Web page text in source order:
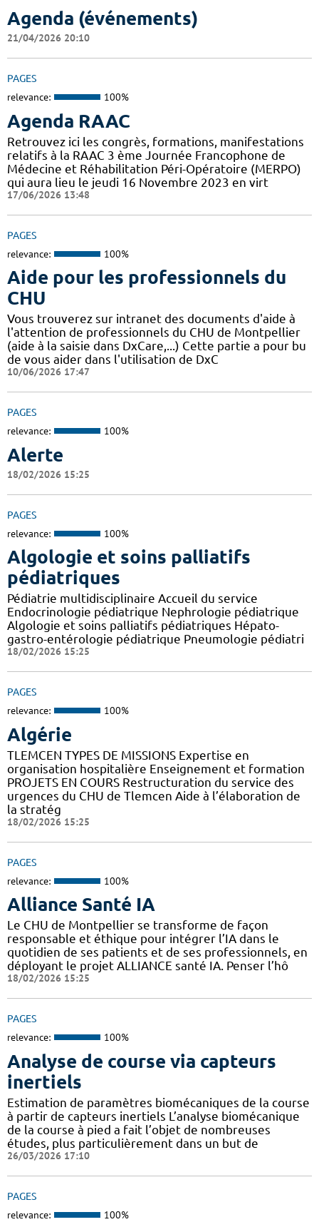
Agenda (événements)
21/04/2026 20:10
PAGES
relevance: 100%
Agenda RAAC
Retrouvez ici les congrès, formations, manifestations
relatifs à la RAAC 3 ème Journée Francophone de
Médecine et Réhabilitation Péri-Opératoire (MERPO)
qui aura lieu le jeudi 16 Novembre 2023 en virt
17/06/2026 13:48
PAGES
relevance: 100%
Aide pour les professionnels du
CHU
Vous trouverez sur intranet des documents d'aide à
l'attention de professionnels du CHU de Montpellier
(aide à la saisie dans DxCare,...) Cette partie a pour bu
de vous aider dans l'utilisation de DxC
10/06/2026 17:47
PAGES
relevance: 100%
Alerte
18/02/2026 15:25
PAGES
relevance: 100%
Algologie et soins palliatifs
pédiatriques
Pédiatrie multidisciplinaire Accueil du service
Endocrinologie pédiatrique Nephrologie pédiatrique
Algologie et soins palliatifs pédiatriques Hépato-
gastro-entérologie pédiatrique Pneumologie pédiatri
18/02/2026 15:25
PAGES
relevance: 100%
Algérie
TLEMCEN TYPES DE MISSIONS Expertise en
organisation hospitalière Enseignement et formation
PROJETS EN COURS Restructuration du service des
urgences du CHU de Tlemcen Aide à l’élaboration de
la stratég
18/02/2026 15:25
PAGES
relevance: 100%
Alliance Santé IA
Le CHU de Montpellier se transforme de façon
responsable et éthique pour intégrer l’IA dans le
quotidien de ses patients et de ses professionnels, en
déployant le projet ALLIANCE santé IA. Penser l’hô
18/02/2026 15:25
PAGES
relevance: 100%
Analyse de course via capteurs
inertiels
Estimation de paramètres biomécaniques de la course
à partir de capteurs inertiels L’analyse biomécanique
de la course à pied a fait l’objet de nombreuses
études, plus particulièrement dans un but de
26/03/2026 17:10
PAGES
relevance: 100%